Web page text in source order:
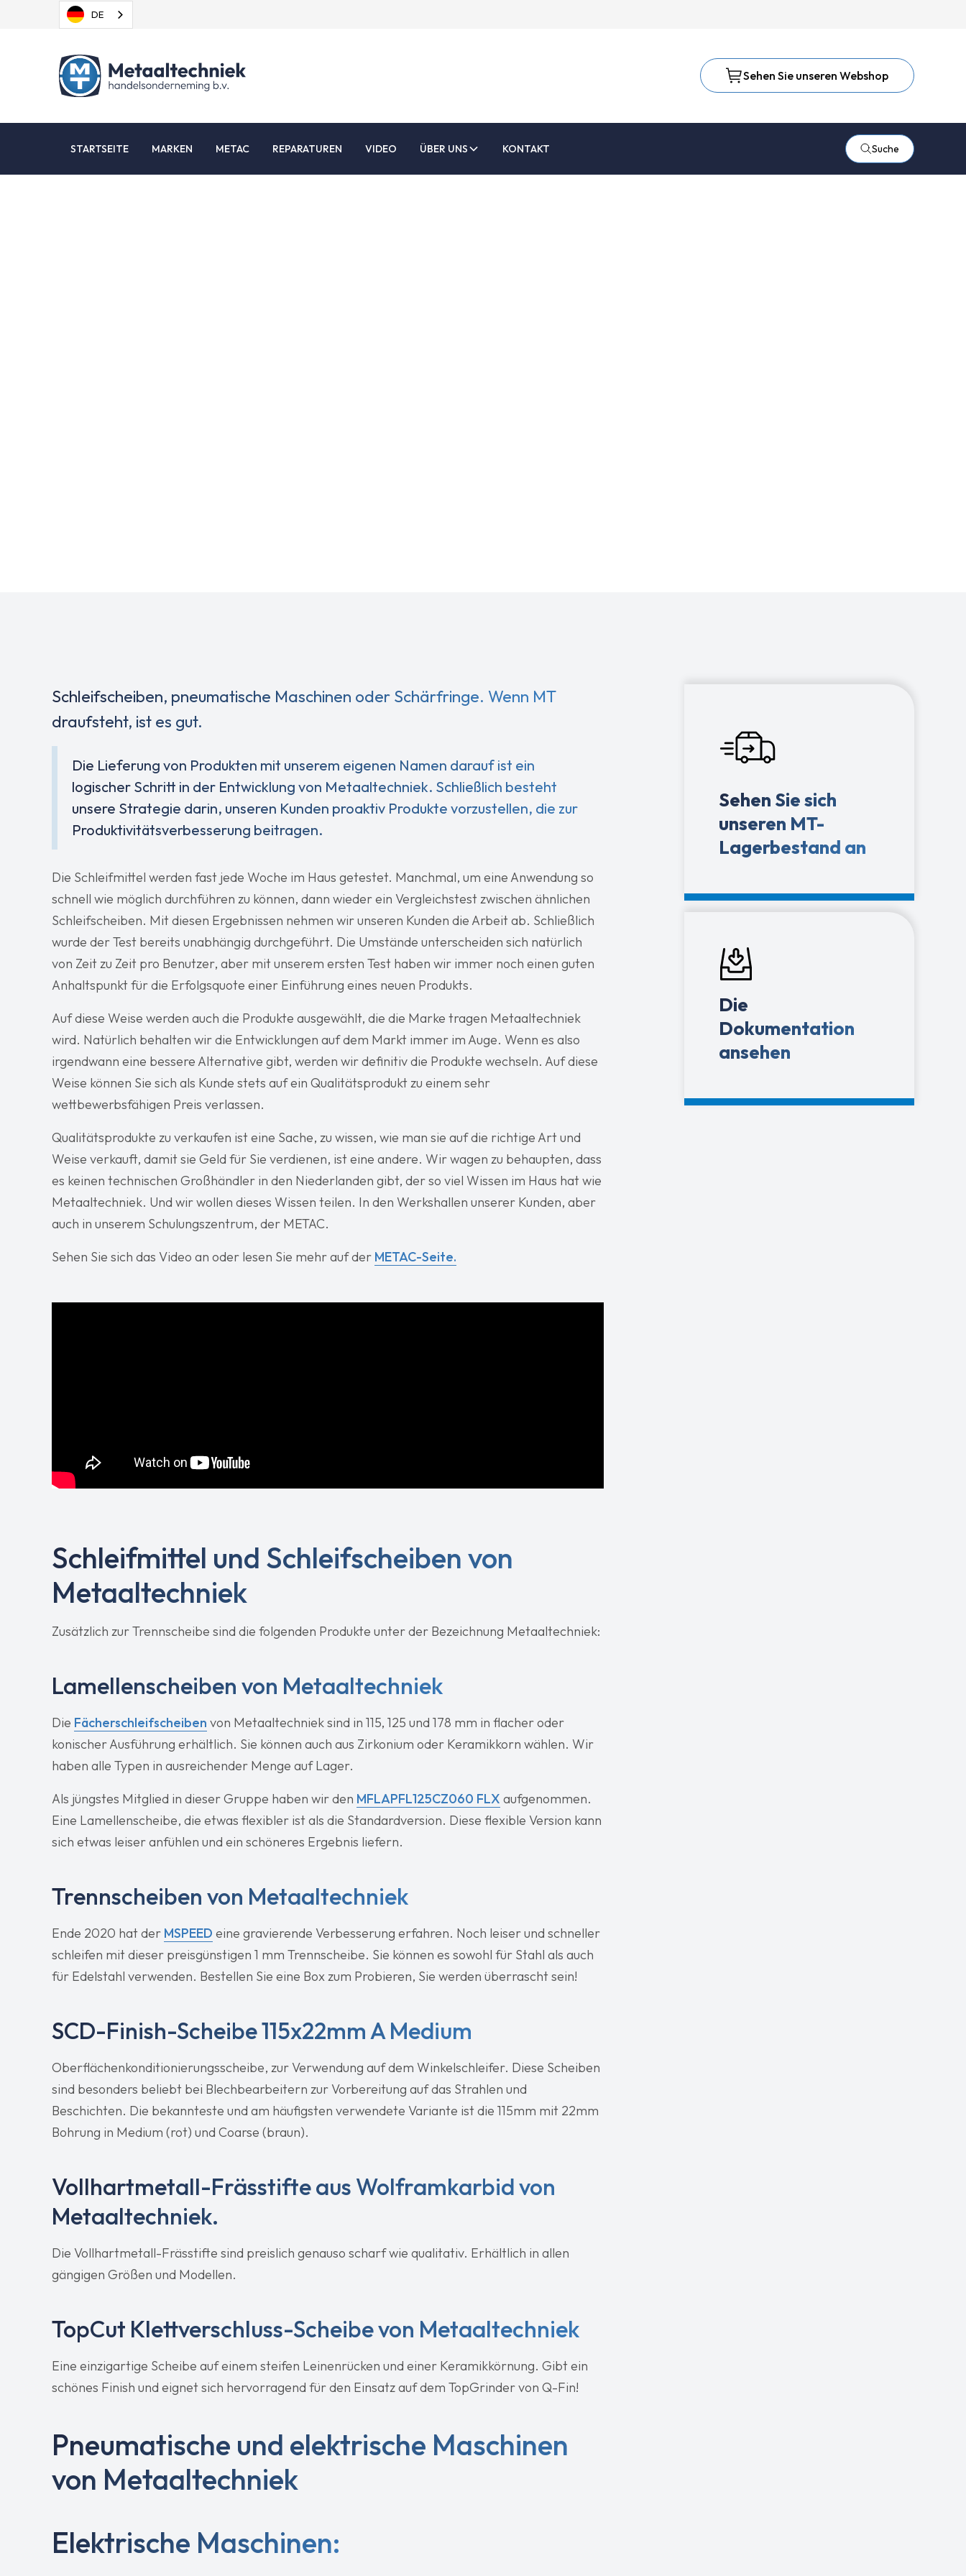
DE
Sehen Sie unseren Webshop
STARTSEITE MARKEN METAC REPARATUREN VIDEO ÜBER UNS KONTAKT Suche
Schleifscheiben, pneumatische Maschinen oder Schärfringe. Wenn MT
draufsteht, ist es gut.
Die Lieferung von Produkten mit unserem eigenen Namen darauf ist ein
logischer Schritt in der Entwicklung von Metaaltechniek. Schließlich besteht
unsere Strategie darin, unseren Kunden proaktiv Produkte vorzustellen, die zur
Produktivitätsverbesserung beitragen.
Die Schleifmittel werden fast jede Woche im Haus getestet. Manchmal, um eine Anwendung so
schnell wie möglich durchführen zu können, dann wieder ein Vergleichstest zwischen ähnlichen
Schleifscheiben. Mit diesen Ergebnissen nehmen wir unseren Kunden die Arbeit ab. Schließlich
wurde der Test bereits unabhängig durchgeführt. Die Umstände unterscheiden sich natürlich
von Zeit zu Zeit pro Benutzer, aber mit unserem ersten Test haben wir immer noch einen guten
Anhaltspunkt für die Erfolgsquote einer Einführung eines neuen Produkts.
Auf diese Weise werden auch die Produkte ausgewählt, die die Marke tragen Metaaltechniek
wird. Natürlich behalten wir die Entwicklungen auf dem Markt immer im Auge. Wenn es also
irgendwann eine bessere Alternative gibt, werden wir definitiv die Produkte wechseln. Auf diese
Weise können Sie sich als Kunde stets auf ein Qualitätsprodukt zu einem sehr
wettbewerbsfähigen Preis verlassen.
Qualitätsprodukte zu verkaufen ist eine Sache, zu wissen, wie man sie auf die richtige Art und
Weise verkauft, damit sie Geld für Sie verdienen, ist eine andere. Wir wagen zu behaupten, dass
es keinen technischen Großhändler in den Niederlanden gibt, der so viel Wissen im Haus hat wie
Metaaltechniek. Und wir wollen dieses Wissen teilen. In den Werkshallen unserer Kunden, aber
auch in unserem Schulungszentrum, der METAC.
Sehen Sie sich das Video an oder lesen Sie mehr auf der METAC-Seite.
Schleifmittel und Schleifscheiben von
Metaaltechniek
Zusätzlich zur Trennscheibe sind die folgenden Produkte unter der Bezeichnung Metaaltechniek:
Lamellenscheiben von Metaaltechniek
Die Fächerschleifscheiben von Metaaltechniek sind in 115, 125 und 178 mm in flacher oder
konischer Ausführung erhältlich. Sie können auch aus Zirkonium oder Keramikkorn wählen. Wir
haben alle Typen in ausreichender Menge auf Lager.
Als jüngstes Mitglied in dieser Gruppe haben wir den MFLAPFL125CZ060 FLX aufgenommen.
Eine Lamellenscheibe, die etwas flexibler ist als die Standardversion. Diese flexible Version kann
sich etwas leiser anfühlen und ein schöneres Ergebnis liefern.
Trennscheiben von Metaaltechniek
Ende 2020 hat der MSPEED eine gravierende Verbesserung erfahren. Noch leiser und schneller
schleifen mit dieser preisgünstigen 1 mm Trennscheibe. Sie können es sowohl für Stahl als auch
für Edelstahl verwenden. Bestellen Sie eine Box zum Probieren, Sie werden überrascht sein!
SCD-Finish-Scheibe 115x22mm A Medium
Oberflächenkonditionierungsscheibe, zur Verwendung auf dem Winkelschleifer. Diese Scheiben
sind besonders beliebt bei Blechbearbeitern zur Vorbereitung auf das Strahlen und
Beschichten. Die bekannteste und am häufigsten verwendete Variante ist die 115mm mit 22mm
Bohrung in Medium (rot) und Coarse (braun).
Vollhartmetall-Frässtifte aus Wolframkarbid von
Metaaltechniek.
Die Vollhartmetall-Frässtifte sind preislich genauso scharf wie qualitativ. Erhältlich in allen
gängigen Größen und Modellen.
TopCut Klettverschluss-Scheibe von Metaaltechniek
Eine einzigartige Scheibe auf einem steifen Leinenrücken und einer Keramikkörnung. Gibt ein
schönes Finish und eignet sich hervorragend für den Einsatz auf dem TopGrinder von Q-Fin!
Pneumatische und elektrische Maschinen
von Metaaltechniek
Elektrische Maschinen:
Sehen Sie sich
unseren MT-
Lagerbestand an
Die
Dokumentation
ansehen